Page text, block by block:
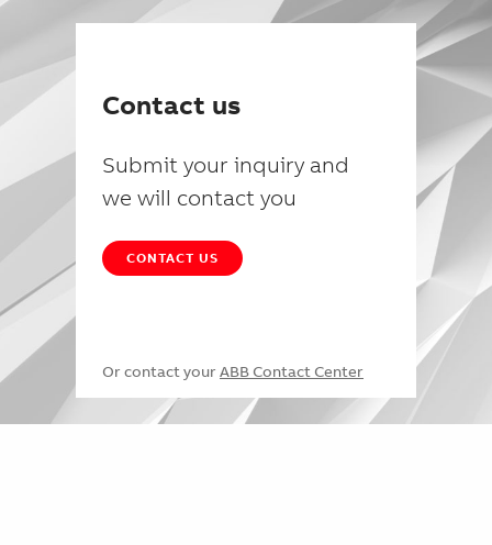
Contact us
Submit your inquiry and
we will contact you
CONTACT US
Or contact your ABB Contact Center